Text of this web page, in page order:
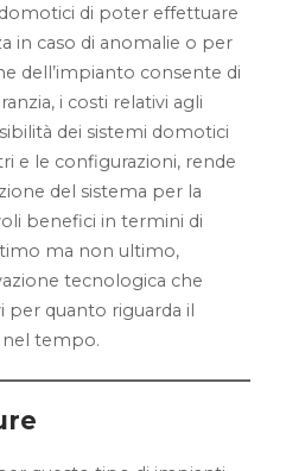
di poter effettuare
in caso di anomalie o per
dell’impianto consente di
i costi relativi agli
dei sistemi domotici
e le configurazioni, rende
del sistema per la
benefici in termini di
ma non ultimo,
tecnologica che
quanto riguarda il
nel tempo.